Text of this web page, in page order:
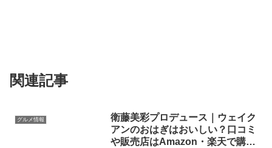
関連記事
グルメ情報
衛藤美彩プロデュース｜ウェイク
アンのおはぎはおいしい？口コミ
や販売店はAmazon・楽天で購入